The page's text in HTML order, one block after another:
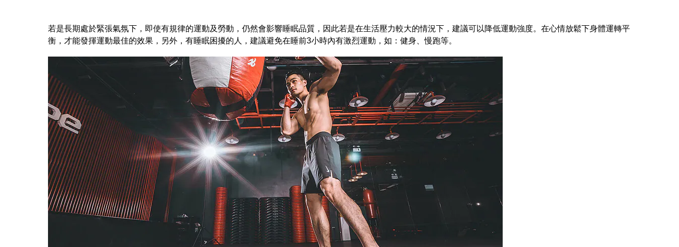
若是長期處於緊張氣氛下，即使有規律的運動及勞動，仍然會影響睡眠品質，因此若是在生活壓力較大的情況下，建議可以降低運動強度。在心情放鬆下身體運轉平
衡，才能發揮運動最佳的效果，另外，有睡眠困擾的人，建議避免在睡前3小時內有激烈運動，如：健身、慢跑等。